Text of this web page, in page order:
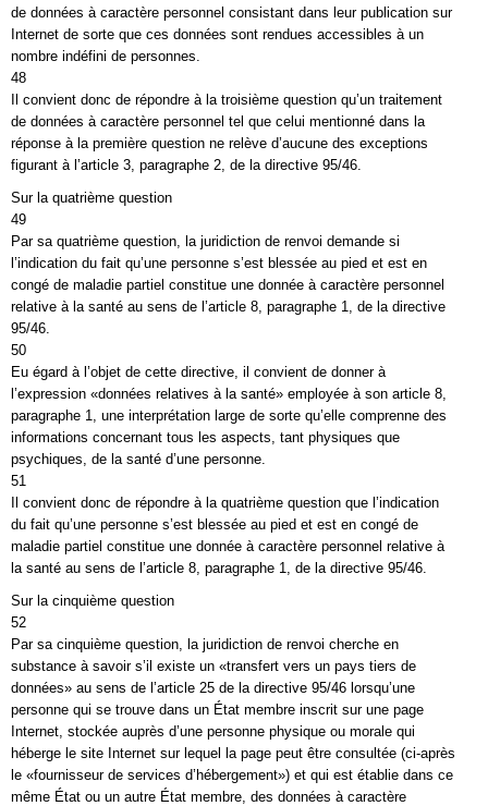
de données à caractère personnel consistant dans leur publication sur
Internet de sorte que ces données sont rendues accessibles à un
nombre indéfini de personnes.
48
Il convient donc de répondre à la troisième question qu’un traitement
de données à caractère personnel tel que celui mentionné dans la
réponse à la première question ne relève d’aucune des exceptions
figurant à l’article 3, paragraphe 2, de la directive 95/46.
Sur la quatrième question
49
Par sa quatrième question, la juridiction de renvoi demande si
l’indication du fait qu’une personne s’est blessée au pied et est en
congé de maladie partiel constitue une donnée à caractère personnel
relative à la santé au sens de l’article 8, paragraphe 1, de la directive
95/46.
50
Eu égard à l’objet de cette directive, il convient de donner à
l’expression «données relatives à la santé» employée à son article 8,
paragraphe 1, une interprétation large de sorte qu’elle comprenne des
informations concernant tous les aspects, tant physiques que
psychiques, de la santé d’une personne.
51
Il convient donc de répondre à la quatrième question que l’indication
du fait qu’une personne s’est blessée au pied et est en congé de
maladie partiel constitue une donnée à caractère personnel relative à
la santé au sens de l’article 8, paragraphe 1, de la directive 95/46.
Sur la cinquième question
52
Par sa cinquième question, la juridiction de renvoi cherche en
substance à savoir s’il existe un «transfert vers un pays tiers de
données» au sens de l’article 25 de la directive 95/46 lorsqu’une
personne qui se trouve dans un État membre inscrit sur une page
Internet, stockée auprès d’une personne physique ou morale qui
héberge le site Internet sur lequel la page peut être consultée (ci-après
le «fournisseur de services d’hébergement») et qui est établie dans ce
même État ou un autre État membre, des données à caractère